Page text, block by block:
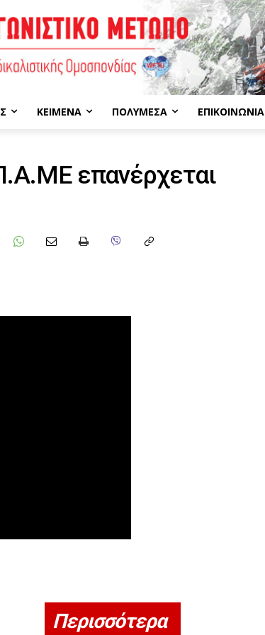
ΚΕΊΜΕΝΑ ΠΟΛΥΜΈΣΑ ΕΠΙΚΟΙΝΩΝΊΑ
επανέρχεται
Περισσότερα